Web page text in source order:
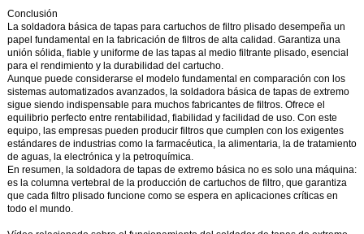
Conclusión
La soldadora básica de tapas para cartuchos de filtro plisadodesempeña un
papel fundamental en la fabricación de filtros de alta calidad. Garantiza una
unión sólida, fiable y uniforme de las tapas al medio filtrante plisado, esencial
para el rendimiento y la durabilidad del cartucho.
Aunque puede considerarse el modelo fundamental en comparación con los
sistemas automatizados avanzados, la soldadora básica de tapas de extremo
sigue siendo indispensable para muchos fabricantes de filtros. Ofrece el
equilibrio perfecto entre rentabilidad, fiabilidad y facilidad de uso. Con este
equipo, las empresas pueden producir filtros que cumplen con los exigentes
estándares de industrias como la farmacéutica, la alimentaria, la de tratamiento
de aguas, la electrónica y la petroquímica.
En resumen, la soldadora de tapas de extremo básica no es solo una máquina:
es la columna vertebral de la producción de cartuchos de filtro, que garantiza
que cada filtro plisado funcione como se espera en aplicaciones críticas en
todo el mundo.